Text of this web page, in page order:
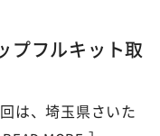
プフルキット取
は、埼玉県さいた